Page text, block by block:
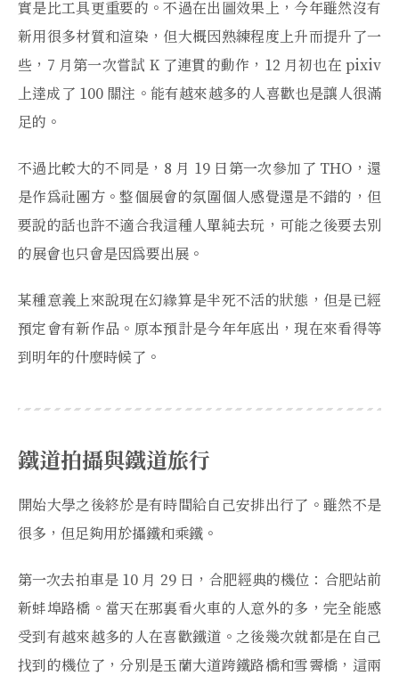
實是比工具更重要的。不過在出圖效果上，今年雖然沒有
新用很多材質和渲染，但大概因熟練程度上升而提升了一
些，7 月第一次嘗試 K 了連貫的動作，12 月初也在 pixiv
上達成了 100 關注。能有越來越多的人喜歡也是讓人很滿
足的。
不過比較大的不同是，8 月 19 日第一次參加了 THO，還
是作爲社團方。整個展會的氛圍個人感覺還是不錯的，但
要說的話也許不適合我這種人單純去玩，可能之後要去別
的展會也只會是因爲要出展。
某種意義上來說現在幻緣算是半死不活的狀態，但是已經
預定會有新作品。原本預計是今年年底出，現在來看得等
到明年的什麼時候了。
鐵道拍攝與鐵道旅行
開始大學之後終於是有時間給自己安排出行了。雖然不是
很多，但足夠用於攝鐵和乘鐵。
第一次去拍車是 10 月 29 日，合肥經典的機位：合肥站前
新蚌埠路橋。當天在那裏看火車的人意外的多，完全能感
受到有越來越多的人在喜歡鐵道。之後幾次就都是在自己
找到的機位了，分別是玉蘭大道跨鐵路橋和雪霽橋，這兩